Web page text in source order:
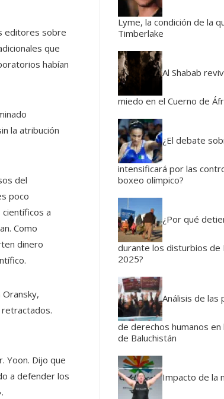
editores sobre
que
habían
la atribución
del
poco
a
Como
dinero
Yoon. Dijo que
a defender los
Lyme, la condición de la
Timberlake
Al Shabab
miedo en el Cuerno de
¿El debate
intensificará por las
boxeo olímpico?
¿Por qué
durante los disturbios de
2025?
Análisis de las
de derechos humanos
de Baluchistán
Impacto de la